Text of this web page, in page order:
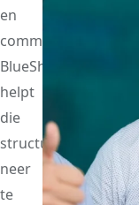
en
communicatieritmes.
BlueShores
helpt
die
structuur
neer
te